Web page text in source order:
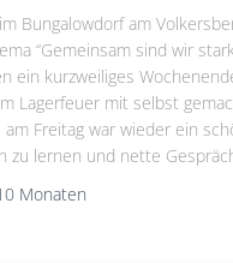
Bungalowdorf am
“Gemeinsam sind wir
ein kurzweiliges
Lagerfeuer mit selbst
am Freitag war wieder ein
zu lernen und nette
Monaten